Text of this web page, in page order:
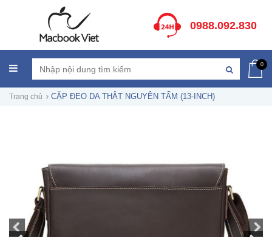
0988.092.830
0
Trang chủ CẶP ĐEO DA THẬT NGUYÊN TẤM (13-INCH)